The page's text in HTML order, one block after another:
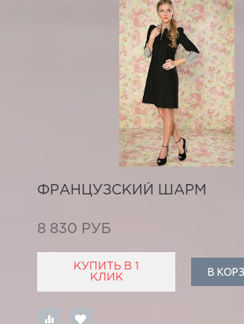
ФРАНЦУЗСКИЙ ШАРМ
8 830 РУБ
КУПИТЬ В 1
КЛИК
В